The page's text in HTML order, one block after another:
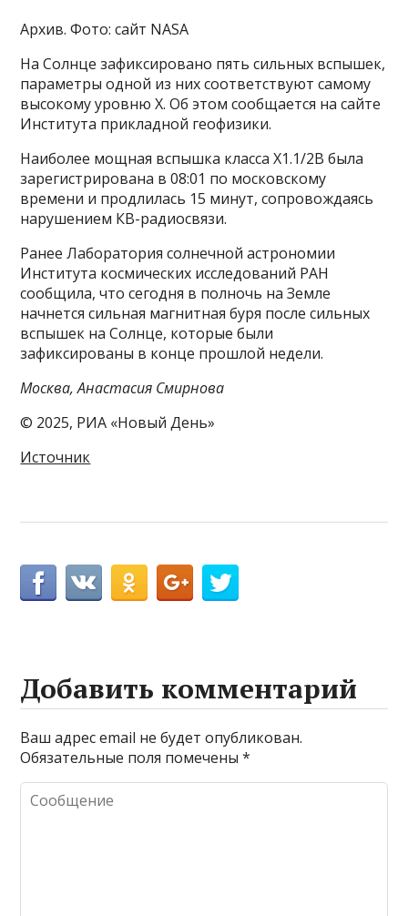
Архив. Фото: сайт NASA
На Солнце зафиксировано пять сильных вспышек,
параметры одной из них соответствуют самому
высокому уровню Х. Об этом сообщается на сайте
Института прикладной геофизики.
Наиболее мощная вспышка класса Х1.1/2B была
зарегистрирована в 08:01 по московскому
времени и продлилась 15 минут, сопровождаясь
нарушением КВ-радиосвязи.
Ранее Лаборатория солнечной астрономии
Института космических исследований РАН
сообщила, что сегодня в полночь на Земле
начнется сильная магнитная буря после сильных
вспышек на Солнце, которые были
зафиксированы в конце прошлой недели.
Москва, Анастасия Смирнова
© 2025, РИА «Новый День»
Источник
Добавить комментарий
Ваш адрес email не будет опубликован.
Обязательные поля помечены*